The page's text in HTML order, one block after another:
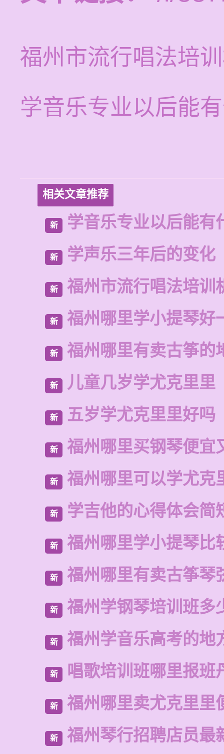
福州市流行唱法培
学音乐专业以后能
相关文章推荐
新 学音乐专业以后能有
新 学声乐三年后的变化
新 福州市流行唱法培训
新 福州哪里学小提琴好
新 福州哪里有卖古筝的
新 儿童几岁学尤克里里
新 五岁学尤克里里好吗
新 福州哪里买钢琴便宜
新 福州哪里可以学尤克
新 学吉他的心得体会简
新 福州哪里学小提琴比
新 福州哪里有卖古筝琴
新 福州学钢琴培训班多
新 福州学音乐高考的地
新 唱歌培训班哪里报班
新 福州哪里卖尤克里里
新 福州琴行招聘店员最